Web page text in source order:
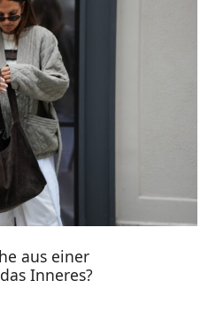
aus einer
Inneres?